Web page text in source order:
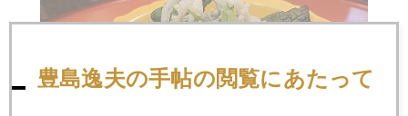
豊島逸夫の手帖の閲覧にあたって